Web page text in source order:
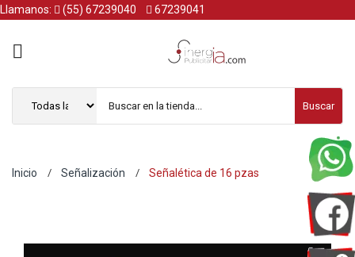
Llamanos: (55) 67239040 67239041
Buscar
Inicio Señalización Señalética de 16 pzas